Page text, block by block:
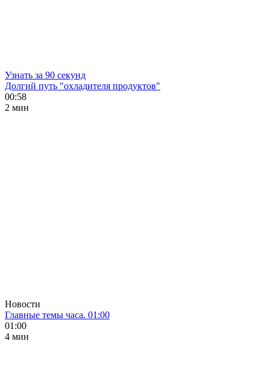
Узнать за 90 секунд
Долгий путь "охладителя продуктов"
00:58
2 мин
Новости
Главные темы часа. 01:00
01:00
4 мин